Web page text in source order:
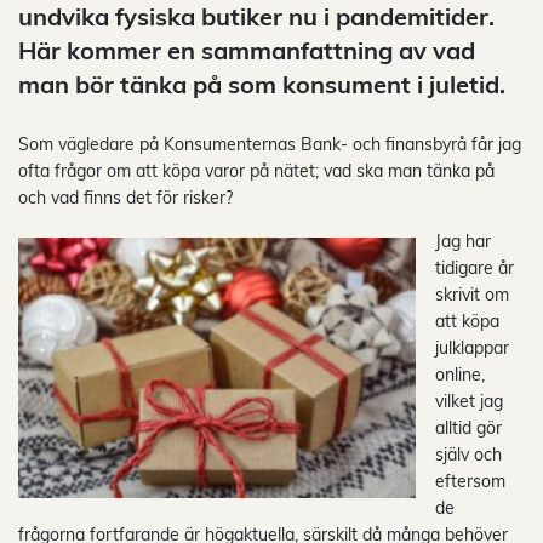
undvika fysiska butiker nu i pandemitider.
Här kommer en sammanfattning av vad
man bör tänka på som konsument i juletid.
Som vägledare på Konsumenternas Bank- och finansbyrå får jag
ofta frågor om att köpa varor på nätet; vad ska man tänka på
och vad finns det för risker?
Jag har
tidigare år
skrivit om
att köpa
julklappar
online,
vilket jag
alltid gör
själv och
eftersom
de
frågorna fortfarande är högaktuella, särskilt då många behöver